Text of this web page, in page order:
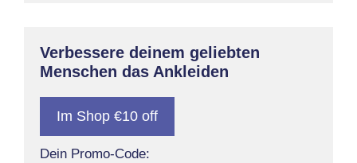
Verbessere deinem geliebten
Menschen das Ankleiden
Im Shop €10 off
Dein Promo-Code: